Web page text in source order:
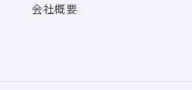
会社概要